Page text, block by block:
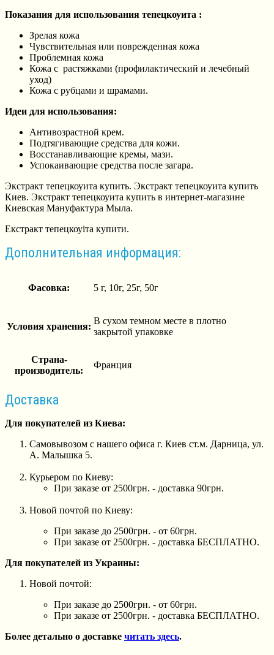
Показания для использования тепецкоуита :
Зрелая кожа
Чувствительная или поврежденная кожа
Проблемная кожа
Кожа с растяжками (профилактический и лечебный
уход)
Кожа с рубцами и шрамами.
Идеи для использования:
Антивозрастной крем.
Подтягивающие средства для кожи.
Восстанавливающие кремы, мази.
Успокаивающие средства после загара.
Экстракт тепецкоуита купить. Экстракт тепецкоуита купить
Киев. Экстракт тепецкоуита купить в интернет-магазине
Киевская Мануфактура Мыла.
Екстракт тепецкоуіта купити.
Дополнительная информация:
Фасовка: 5 г, 10г, 25г, 50г
Условия хранения:
В сухом темном месте в плотно
закрытой упаковке
Страна-
производитель:
Франция
Доставка
Для покупателей из Киева:
Самовывозом с нашего офиса г. Киев ст.м. Дарница, ул.
А. Малышка 5.
Курьером по Киеву:
При заказе от 2500грн. - доставка 90грн.
Новой почтой по Киеву:
При заказе до 2500грн. - от 60грн.
При заказе от 2500грн. - доставка БЕСПЛАТНО.
Для покупателей из Украины:
Новой почтой:
При заказе до 2500грн. - от 60грн.
При заказе от 2500грн. - доставка БЕСПЛАТНО.
Более детально о доставке читать здесь.